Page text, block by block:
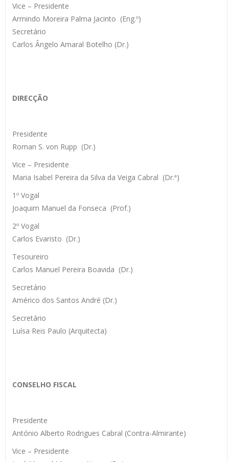
Vice – Presidente
Armindo Moreira Palma Jacinto (Eng.º)
Secretário
Carlos Ângelo Amaral Botelho (Dr.)
DIRECÇÃO
Presidente
Roman S. von Rupp (Dr.)
Vice – Presidente
Maria Isabel Pereira da Silva da Veiga Cabral (Dr.ª)
1º Vogal
Joaquim Manuel da Fonseca (Prof.)
2º Vogal
Carlos Evaristo (Dr.)
Tesoureiro
Carlos Manuel Pereira Boavida (Dr.)
Secretário
Américo dos Santos André (Dr.)
Secretário
Luísa Reis Paulo (Arquitecta)
CONSELHO FISCAL
Presidente
António Alberto Rodrigues Cabral (Contra-Almirante)
Vice – Presidente